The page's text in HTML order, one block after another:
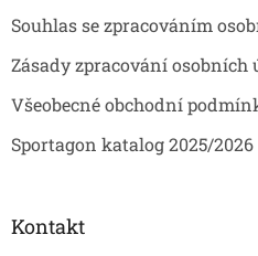
Souhlas se zpracováním
Zásady zpracování osobních
Všeobecné obchodní
Sportagon katalog 2025/2026
Kontakt